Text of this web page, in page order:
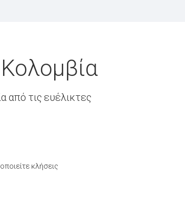
τις ευέλικτες
κλήσεις